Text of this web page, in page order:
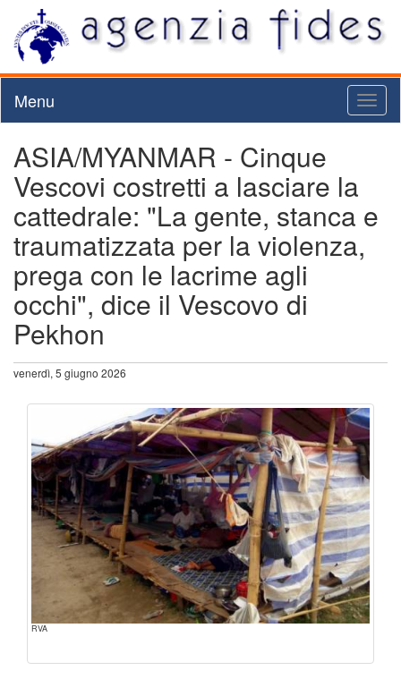
Menu
ASIA/MYANMAR - Cinque
Vescovi costretti a lasciare la
cattedrale: "La gente, stanca e
traumatizzata per la violenza,
prega con le lacrime agli
occhi", dice il Vescovo di
Pekhon
venerdì, 5 giugno 2026
RVA